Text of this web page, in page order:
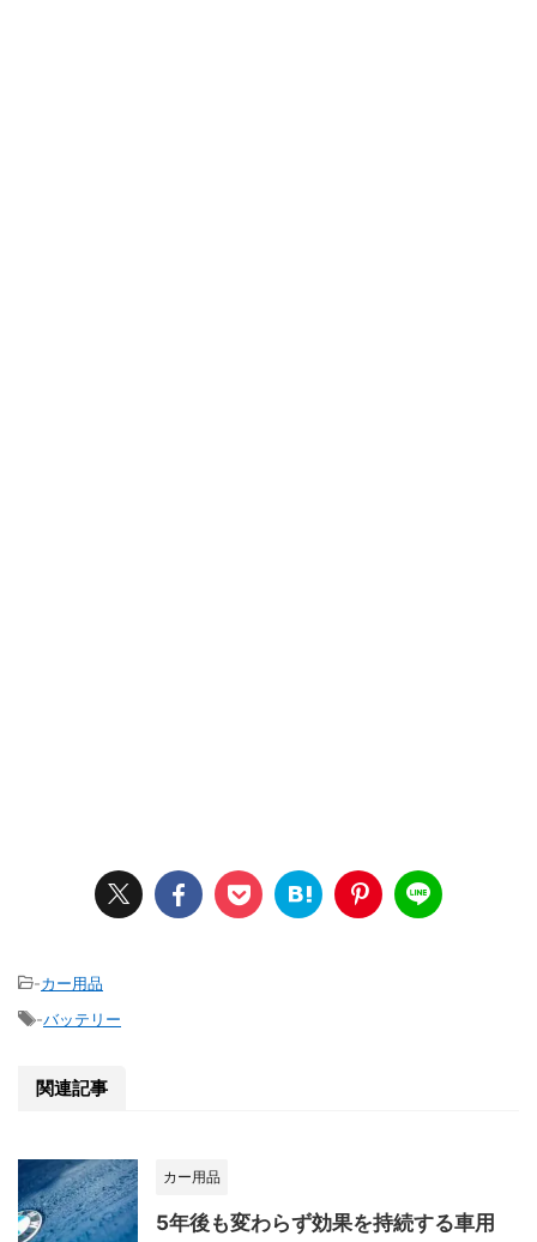
-カー用品
-バッテリー
関連記事
カー用品
5年後も変わらず効果を持続する車用